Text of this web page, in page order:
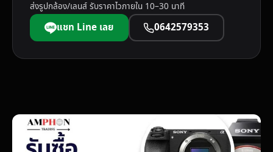
ส่งรูปกล้อง/เลนส์ รับราคาไวภายใน 10–30 นาที
แชท Line เลย 0642579353